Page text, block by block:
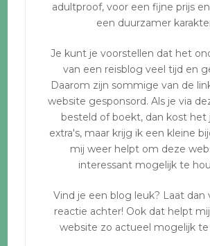
adultproof, voor een fijne prijs
een duurzamer
Je kunt je voorstellen dat het
van een reisblog veel tijd en
Daarom zijn sommige van de
website gesponsord. Als je via
besteld of boekt, dan kost het
extra's, maar krijg ik een kleine
mij weer helpt om deze
interessant mogelijk te
Vind je een blog leuk? Laat dan
reactie achter! Ook dat helpt
website zo actueel mogelijk te